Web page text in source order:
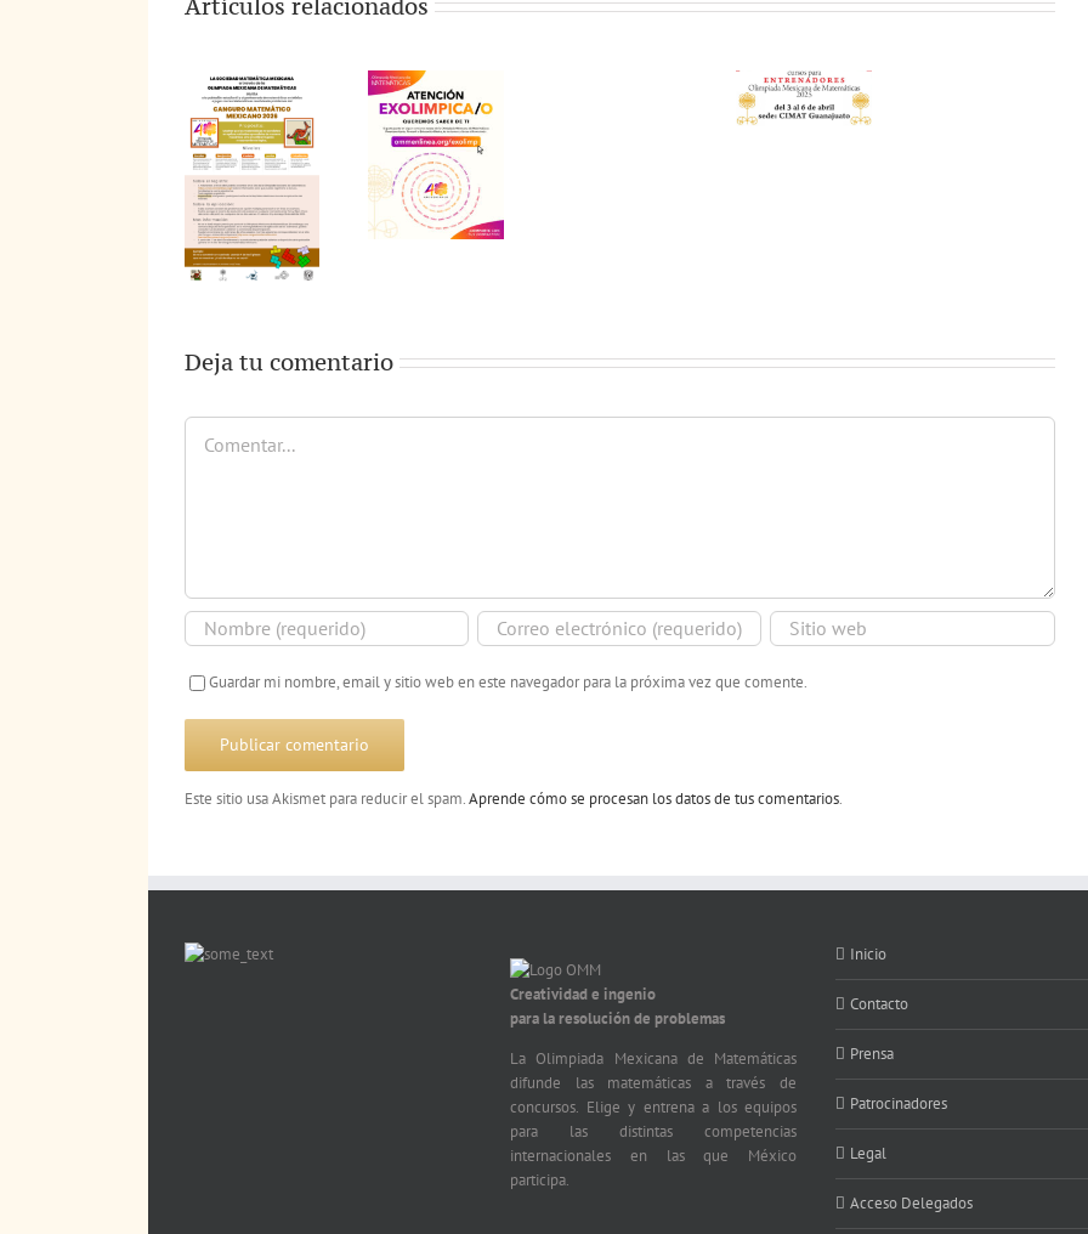
Artículos relacionados
Deja tu comentario
Comentar
Guardar mi nombre, email y sitio web en este navegador para la próxima vez que comente.
Este sitio usa Akismet para reducir el spam.Aprende cómo se procesan los datos de tus comentarios.
Creatividad e ingenio
para la resolución de problemas
La Olimpiada Mexicana de Matemáticas
difunde las matemáticas a través de
concursos. Elige y entrena a los equipos
para las distintas competencias
internacionales en las que México
participa.
Inicio
Contacto
Prensa
Patrocinadores
Legal
Acceso Delegados